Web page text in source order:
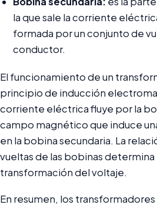
la que sale la corriente
formada por un conjunto de
conductor.
El funcionamiento de un
principio de inducción
corriente eléctrica fluye por la
campo magnético que induce
en la bobina secundaria. La
vueltas de las bobinas determina
transformación del voltaje.
En resumen, los